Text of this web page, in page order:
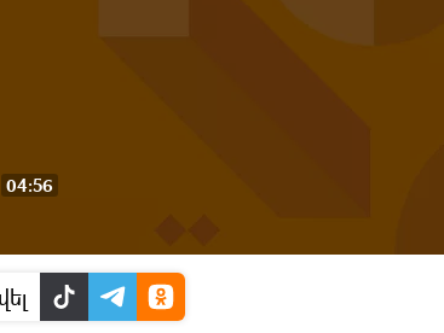
04:56